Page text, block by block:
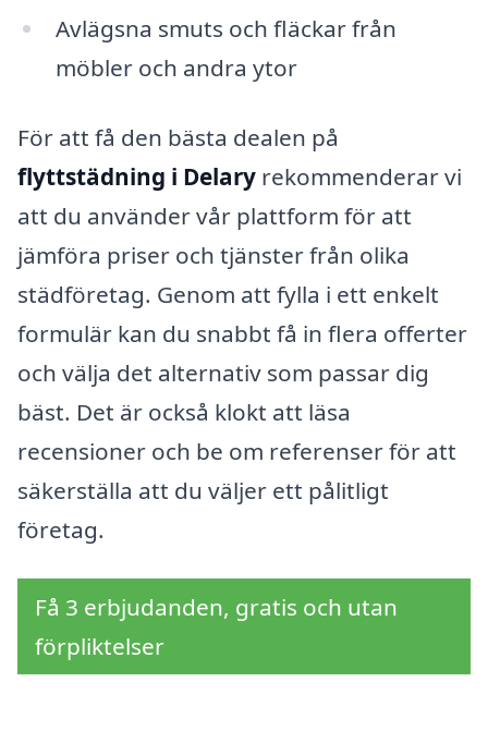
Avlägsna smuts och fläckar från
möbler och andra ytor
För att få den bästa dealen på
flyttstädning i Delary rekommenderar vi
att du använder vår plattform för att
jämföra priser och tjänster från olika
städföretag. Genom att fylla i ett enkelt
formulär kan du snabbt få in flera offerter
och välja det alternativ som passar dig
bäst. Det är också klokt att läsa
recensioner och be om referenser för att
säkerställa att du väljer ett pålitligt
företag.
Få 3 erbjudanden, gratis och utan
förpliktelser